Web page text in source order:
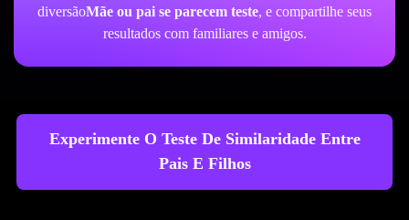
diversãoMãe ou pai se parecem teste, e compartilhe seus
resultados com familiares e amigos.
Experimente O Teste De Similaridade Entre
Pais E Filhos